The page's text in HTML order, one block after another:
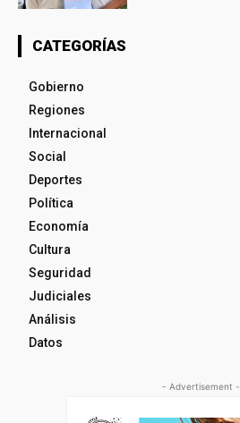
CATEGORÍAS
Gobierno
Regiones
Internacional
Social
Deportes
Política
Economía
Cultura
Seguridad
Judiciales
Análisis
Datos
- Advertisement -